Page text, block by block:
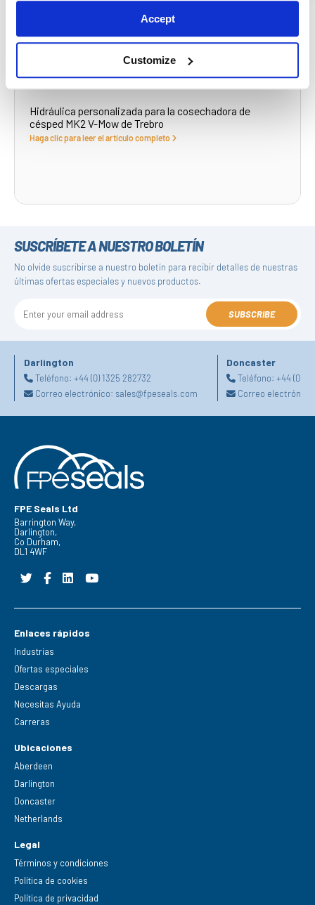
Accept
Customize
Hidráulica personalizada para la cosechadora de
césped MK2 V-Mow de Trebro
Haga clic para leer el artículo completo
SUSCRÍBETE A NUESTRO BOLETÍN
No olvide suscribirse a nuestro boletín para recibir detalles de nuestras
últimas ofertas especiales y nuevos productos.
SUBSCRIBE
Darlington
Teléfono: +44 (0) 1325 282732
Correo electrónico: sales@fpeseals.com
Doncaster
Teléfono:+44 (0)
Correo
FPE Seals Ltd
Barrington Way,
Darlington,
Co Durham,
DL1 4WF
Enlaces rápidos
Industrias
Ofertas especiales
Descargas
Necesitas Ayuda
Carreras
Ubicaciones
Aberdeen
Darlington
Doncaster
Netherlands
Legal
Términos y condiciones
Política de cookies
Política de privacidad